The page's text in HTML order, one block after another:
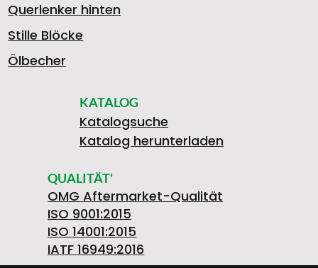
Querlenker hinten
Stille Blöcke
Ölbecher
KATALOG
Katalogsuche
Katalog herunterladen
QUALITÄT'
OMG Aftermarket-Qualität
ISO 9001:2015
ISO 14001:2015
IATF 16949:2016